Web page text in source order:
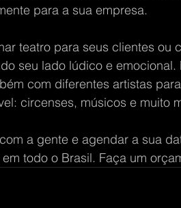
para a sua empresa.
teatro para seus clientes ou
seu lado lúdico e
com diferentes artistas
circenses, músicos e muito
a gente e agendar a sua
todo o Brasil. Faça um